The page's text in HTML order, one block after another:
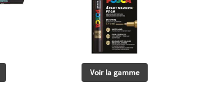
Voir la gamme